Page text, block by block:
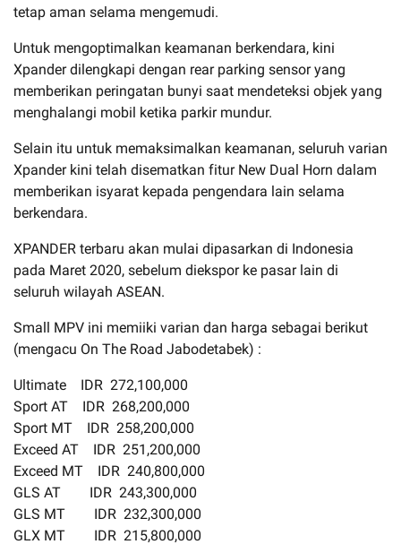
tetap aman selama mengemudi.
Untuk mengoptimalkan keamanan berkendara, kini
Xpander dilengkapi dengan rear parking sensor yang
memberikan peringatan bunyi saat mendeteksi objek yang
menghalangi mobil ketika parkir mundur.
Selain itu untuk memaksimalkan keamanan, seluruh varian
Xpander kini telah disematkan fitur New Dual Horn dalam
memberikan isyarat kepada pengendara lain selama
berkendara.
XPANDER terbaru akan mulai dipasarkan di Indonesia
pada Maret 2020, sebelum diekspor ke pasar lain di
seluruh wilayah ASEAN.
Small MPV ini memiiki varian dan harga sebagai berikut
(mengacu On The Road Jabodetabek) :
Ultimate IDR 272,100,000
Sport AT IDR 268,200,000
Sport MT IDR 258,200,000
Exceed AT IDR 251,200,000
Exceed MT IDR 240,800,000
GLS AT IDR 243,300,000
GLS MT IDR 232,300,000
GLX MT IDR 215,800,000